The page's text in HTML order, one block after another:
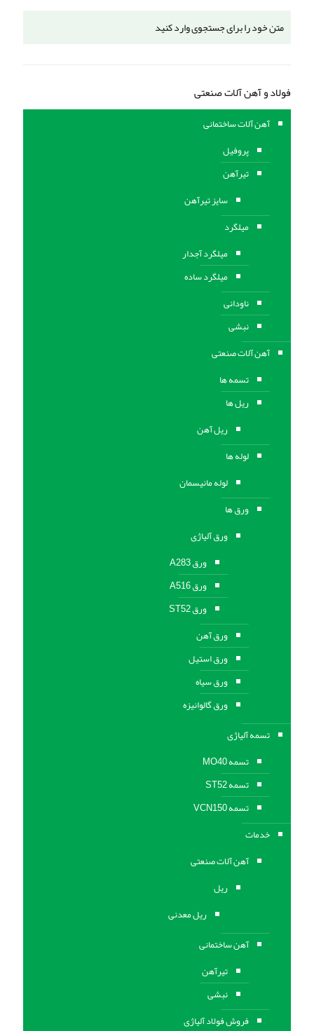
فولاد و آهن آلات صنعتی
آهن آلات ساختمانی
پروفیل
تیرآهن
سایز تیرآهن
میلگرد
میلگرد آجدار
میلگرد ساده
ناودانی
نبشی
آهن آلات صنعتی
تسمه ها
ریل ها
ریل آهن
لوله ها
لوله مانیسمان
ورق ها
ورق آلیاژی
ورق A283
ورق A516
ورق ST52
ورق آهن
ورق استیل
ورق سیاه
ورق گالوانیزه
تسمه آلیاژی
تسمه MO40
تسمه ST52
تسمه VCN150
خدمات
آهن آلات صنعتی
ریل
ریل معدنی
آهن ساختمانی
تیرآهن
نبشی
فروش فولاد آلیاژی